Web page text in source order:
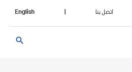
اتصل بنا English
search